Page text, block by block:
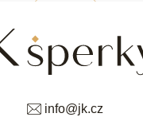
info@jk.cz